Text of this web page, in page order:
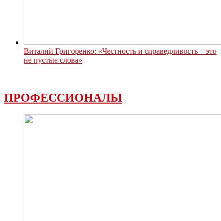
Виталий Григоренко: «Честность и справедливость – это
не пустые слова»
ПРОФЕССИОНАЛЫ